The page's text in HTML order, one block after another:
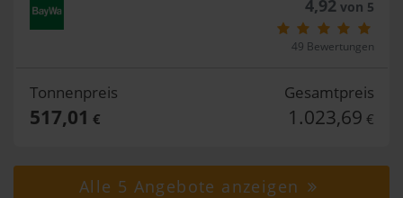
4,92von 5
49 Bewertungen
Tonnenpreis
517,01 €
Gesamtpreis
1.023,69 €
Alle 5 Angebote anzeigen